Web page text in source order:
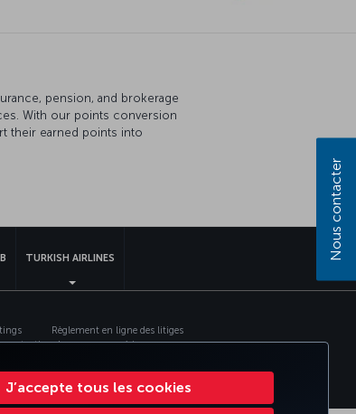
J’accepte tous les cookies
pension, and brokerage
With our points conversion
their earned points into
TURKISH AIRLINES
Règlement en ligne des litiges
protection des passagers aériens
Nous contacter